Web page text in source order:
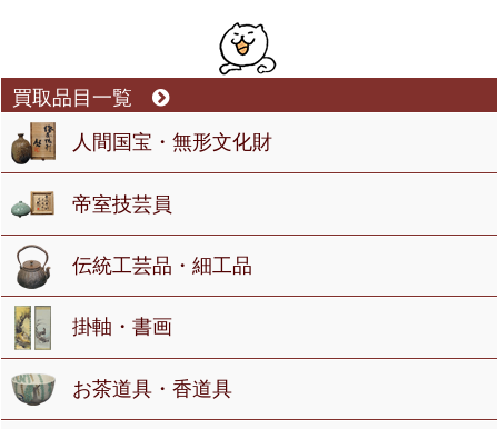
買取品目一覧
人間国宝・無形文化財
帝室技芸員
伝統工芸品・細工品
掛軸・書画
お茶道具・香道具